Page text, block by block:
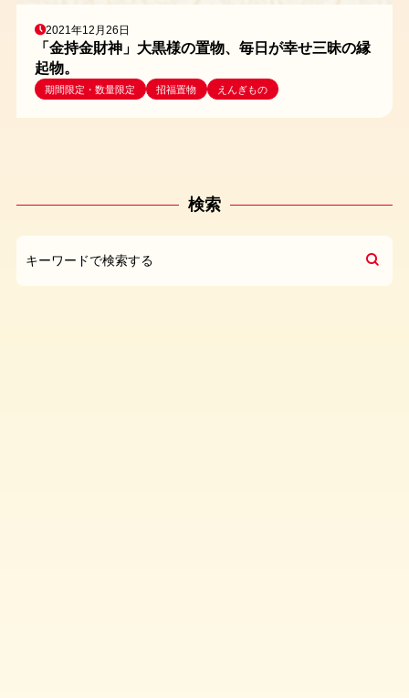
2021年12月26日
「金持金財神」大黒様の置物、毎日が幸せ三昧の縁
起物。
期間限定・数量限定 招福置物 えんぎもの
検索